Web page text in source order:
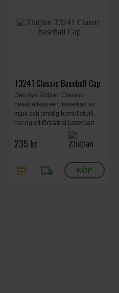
T3241 Classic Baseball Cap
Den nya Zildjian Classic-
baseballkepsen, tillverkad av
mjuk och smidig bomullstwill,
har nu ett förbättrat justerbart
235 kr
store local_shipping